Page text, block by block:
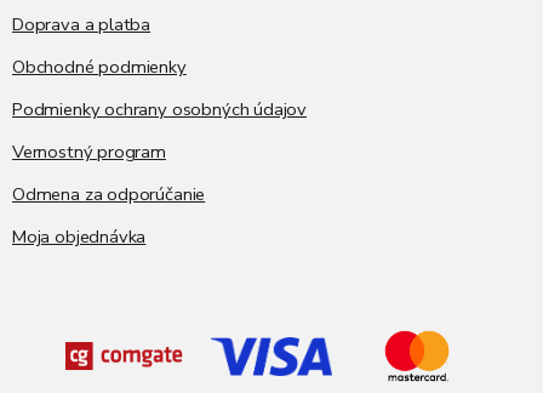
Doprava a platba
Obchodné podmienky
Podmienky ochrany osobných údajov
Vernostný program
Odmena za odporúčanie
Moja objednávka